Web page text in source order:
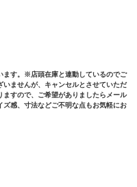
ます。※店頭在庫と連動しているのでご
ませんが、キャンセルとさせていただ
すので、ご希望がありましたらメール
ズ感、寸法などご不明な点もお気軽にお